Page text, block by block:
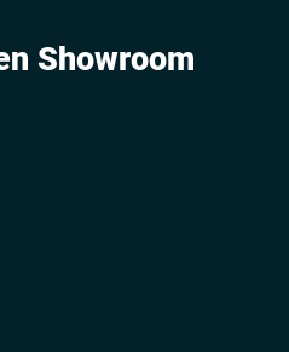
Showroom